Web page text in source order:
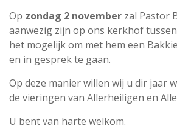
Op zondag 2 november zal Pastor
aanwezig zijn op ons kerkhof
het mogelijk om met hem een
en in gesprek te gaan.
Op deze manier willen wij u dir jaar
de vieringen van Allerheiligen en
U bent van harte welkom.